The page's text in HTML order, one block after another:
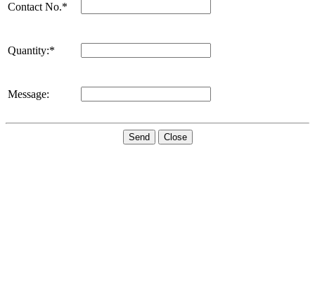
Contact No.*
Quantity:*
Message:
Send Close